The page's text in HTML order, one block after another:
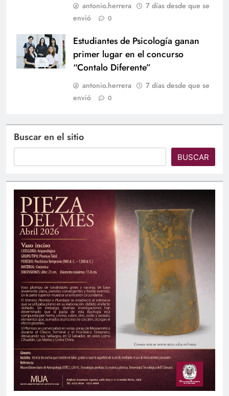
antonio.herrera
7 días desde que se
envió
0
Estudiantes de Psicología ganan
primer lugar en el concurso
“Contalo Diferente”
antonio.herrera
7 días desde que se
envió
0
Buscar en el sitio
BUSCAR